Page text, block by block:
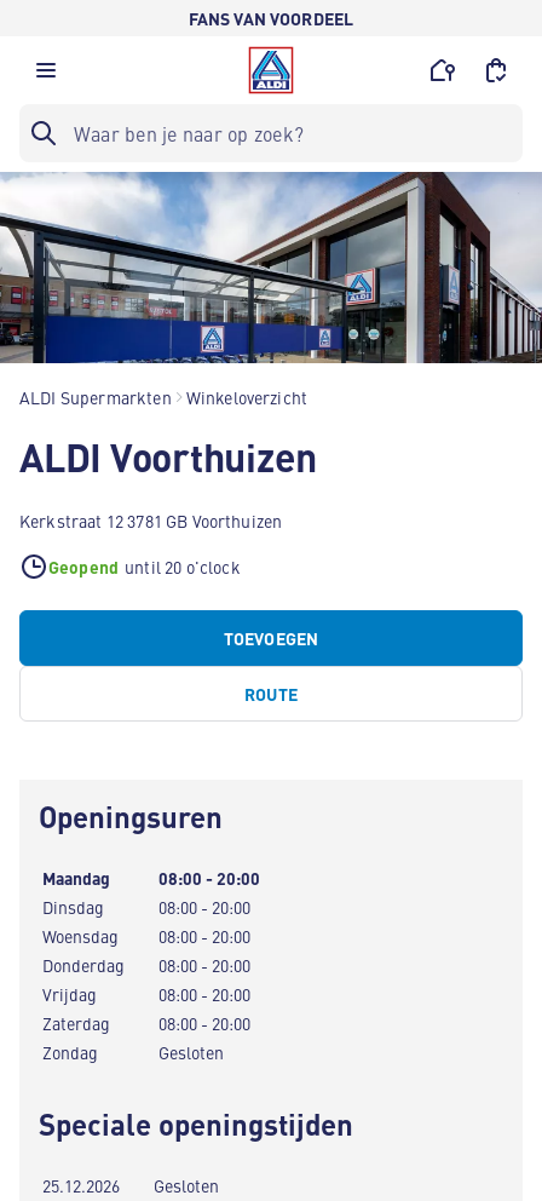
FANS VAN VOORDEEL
ALDI Supermarkten Winkeloverzicht
ALDI Voorthuizen
Kerkstraat 12 3781 GB Voorthuizen
Geopend until 20 o'clock
TOEVOEGEN
ROUTE
Openingsuren
Maandag
08:00 - 20:00
Dinsdag
08:00 - 20:00
Woensdag
08:00 - 20:00
Donderdag
08:00 - 20:00
Vrijdag
08:00 - 20:00
Zaterdag
08:00 - 20:00
Zondag
Gesloten
Speciale openingstijden
25.12.2026
Gesloten